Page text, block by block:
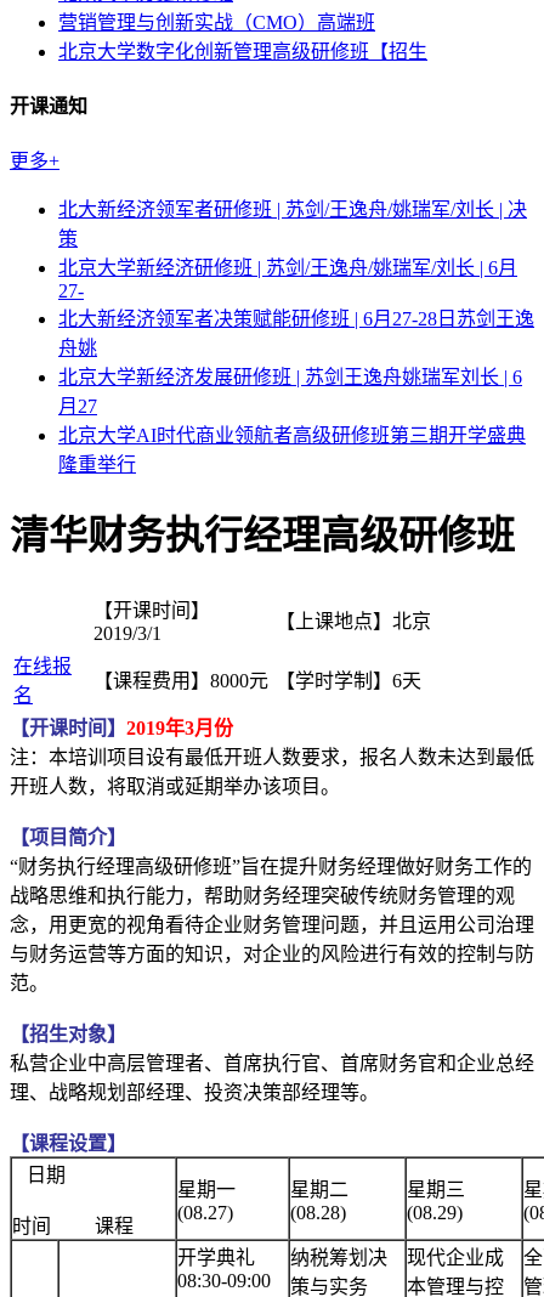
营销管理与创新实战（CMO）高端班
北京大学数字化创新管理高级研修班【招生
开课通知
更多+
北大新经济领军者研修班 | 苏剑/王逸舟/姚瑞军/刘长 | 决
策
北京大学新经济研修班 | 苏剑/王逸舟/姚瑞军/刘长 | 6月
27-
北大新经济领军者决策赋能研修班 | 6月27-28日苏剑王逸
舟姚
北京大学新经济发展研修班 | 苏剑王逸舟姚瑞军刘长 | 6
月27
北京大学AI时代商业领航者高级研修班第三期开学盛典
隆重举行
清华财务执行经理高级研修班
【开课时间】
2019/3/1
【上课地点】 北京
在线报
名
【课程费用】 8000元 【学时学制】 6天
【开课时间】 2019年3月份
注：本培训项目设有最低开班人数要求，报名人数未达到最低
开班人数，将取消或延期举办该项目。
【项目简介】
“财务执行经理高级研修班”旨在提升财务经理做好财务工作的
战略思维和执行能力，帮助财务经理突破传统财务管理的观
念，用更宽的视角看待企业财务管理问题，并且运用公司治理
与财务运营等方面的知识，对企业的风险进行有效的控制与防
范。
【招生对象】
私营企业中高层管理者、首席执行官、首席财务官和企业总经
理、战略规划部经理、投资决策部经理等。
【课程设置】
日期
时间 课程
星期一
(08.27)
星期二
(08.28)
星期三
(08.29)
开学典礼
08:30-09:00
纳税筹划决
策与实务
现代企业成
本管理与控